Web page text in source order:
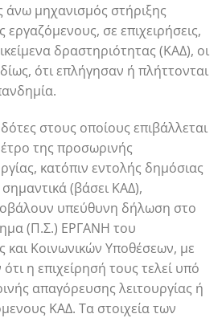
μηχανισμός στήριξης
εργαζόμενους, σε επιχειρήσεις,
δραστηριότητας (ΚΑΔ), οι
ότι επλήγησαν ή πλήττονται
στους οποίους επιβάλλεται
της προσωρινής
κατόπιν εντολής δημόσιας
(βάσει ΚΑΔ),
υπεύθυνη δήλωση στο
(Π.Σ.) ΕΡΓΑΝΗ του
και Κοινωνικών Υποθέσεων, με
η επιχείρησή τους τελεί υπό
απαγόρευσης λειτουργίας ή
ΚΑΔ. Τα στοιχεία των